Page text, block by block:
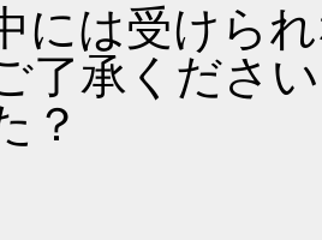
には受けら
了承くださ
？